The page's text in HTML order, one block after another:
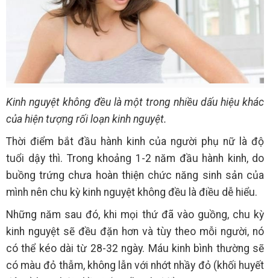
Kinh nguyệt không đều là một trong nhiều dấu hiệu khác
của hiện tượng rối loạn kinh nguyệt.
Thời điểm bắt đầu hành kinh của người phụ nữ là độ
tuổi dậy thì. Trong khoảng 1-2 năm đầu hành kinh, do
buồng trứng chưa hoàn thiện chức năng sinh sản của
mình nên chu kỳ kinh nguyệt không đều là điều dễ hiểu.
Những năm sau đó, khi mọi thứ đã vào guồng, chu kỳ
kinh nguyệt sẽ đều đặn hơn và tùy theo mỗi người, nó
có thể kéo dài từ 28-32 ngày. Máu kinh bình thường sẽ
có màu đỏ thẫm, không lẫn với nhớt nhầy đỏ (khối huyết